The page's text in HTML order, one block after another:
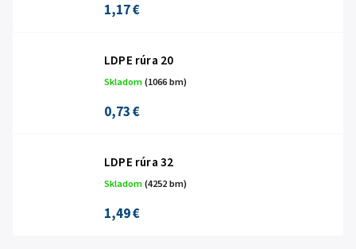
1,17 €
LDPE rúra 20
Skladom(1066 bm)
0,73 €
LDPE rúra 32
Skladom(4252 bm)
1,49 €